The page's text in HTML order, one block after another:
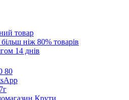
товар
ніж 80% товарів
14 днів
80